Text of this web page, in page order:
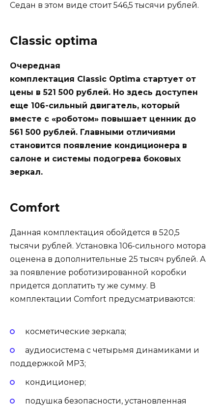
Седан в этом виде стоит 546,5 тысячи рублей.
Classic optima
Очередная
комплектация Classic Optima стартует от
цены в 521 500 рублей. Но здесь доступен
еще 106-сильный двигатель, который
вместе с «роботом» повышает ценник до
561 500 рублей. Главными отличиями
становится появление кондиционера в
салоне и системы подогрева боковых
зеркал.
Comfort
Данная комплектация обойдется в 520,5
тысячи рублей. Установка 106-сильного мотора
оценена в дополнительные 25 тысяч рублей. А
за появление роботизированной коробки
придется доплатить ту же сумму. В
комплектации Comfort предусматриваются:
косметические зеркала;
аудиосистема с четырьмя динамиками и
поддержкой МР3;
кондиционер;
подушка безопасности, установленная